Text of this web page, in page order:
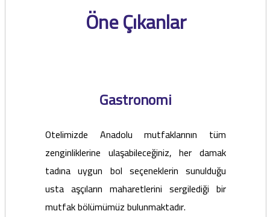
Öne Çıkanlar
Gastronomi
Otelimizde Anadolu mutfaklarının tüm
zenginliklerine ulaşabileceğiniz, her damak
tadına uygun bol seçeneklerin sunulduğu
usta aşçıların maharetlerini sergilediği bir
mutfak bölümümüz bulunmaktadır.